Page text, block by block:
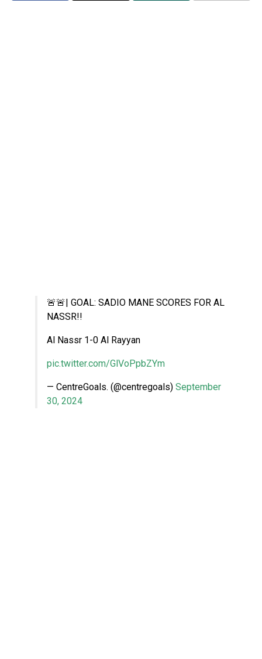
🚨🚨| GOAL: SADIO MANE SCORES FOR AL
NASSR!!
Al Nassr 1-0 Al Rayyan
pic.twitter.com/GlVoPpbZYm
— CentreGoals. (@centregoals) September
30, 2024